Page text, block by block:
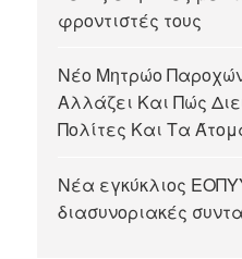
φροντιστές τους
Νέο Μητρώο
Αλλάζει Και Πώς
Πολίτες Και Τα
Νέα εγκύκλιος
διασυνοριακές